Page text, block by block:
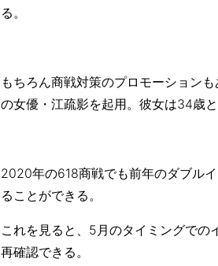
る。
もちろん商戦対策のプロモーション
の女優・江疏影を起用。彼女は34歳
2020年の618商戦でも前年のダブル
ることができる。
これを見ると、5月のタイミングでの
再確認できる。